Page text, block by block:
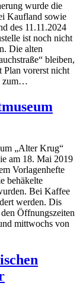
wurde die
Kaufland sowie
des 11.11.2024
ist noch nicht
Die alten
bleiben,
Plan vorerst nicht
zum…
„Alter Krug“
am 18. Mai 2019
Vorlagenhefte
behäkelte
Bei Kaffee
werden. Dis
Öffnungszeiten
mittwochs von